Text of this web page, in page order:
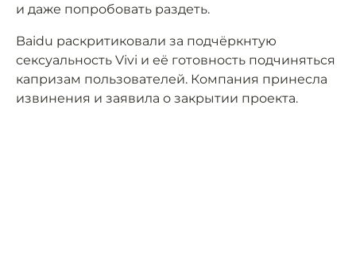
и даже попробовать раздеть.
Baidu раскритиковали за подчёркнтую
сексуальность Vivi и её готовность подчиняться
капризам пользователей. Компания принесла
извинения и заявила о закрытии проекта.